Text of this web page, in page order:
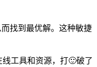
找到最优解。这种敏捷
工具和资源，打🙂破了